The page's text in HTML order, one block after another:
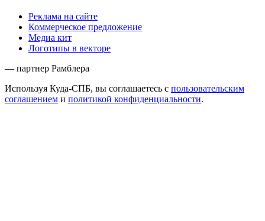
Реклама на сайте
Коммерческое предложение
Медиа кит
Логотипы в векторе
— партнер Рамблера
Используя Куда-СПБ, вы соглашаетесь с пользовательским
соглашением и политикой конфиденциальности.